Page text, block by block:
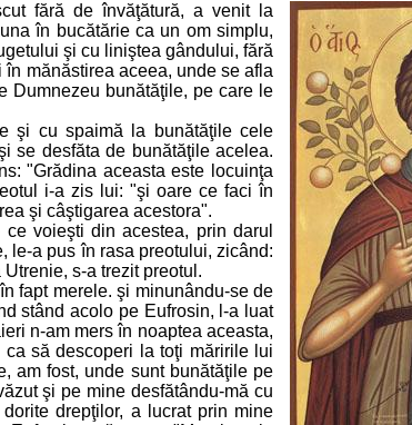
fără de învăţătură, a venit la
în bucătărie ca un om simplu,
şi cu liniştea gândului, fără
mănăstirea aceea, unde se afla
Dumnezeu bunătăţile, pe care le
şi cu spaimă la bunătăţile cele
se desfăta de bunătăţile acelea.
"Grădina aceasta este locuinţa
i-a zis lui: "şi oare ce faci în
şi câştigarea acestora".
voieşti din acestea, prin darul
le-a pus în rasa preotului, zicând:
s-a trezit preotul.
fapt merele. şi minunându-se de
stând acolo pe Eufrosin, l-a luat
n-am mers în noaptea aceasta,
să descoperi la toţi măririle lui
am fost, unde sunt bunătăţile pe
şi pe mine desfătându-mă cu
drepţilor, a lucrat prin mine